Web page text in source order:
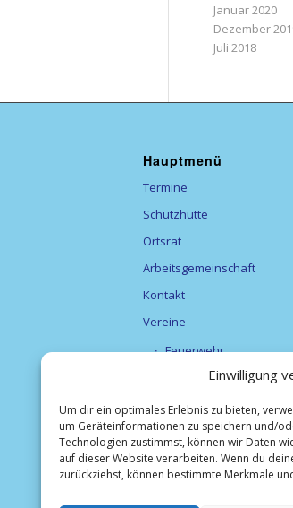
Einwilligung
Um dir ein optimales Erlebnis zu bieten,
um Geräteinformationen zu speichern und/
Technologien zustimmst, können wir Daten
auf dieser Website verarbeiten. Wenn du
zurückziehst, können bestimmte Merkmale
Januar 2020
Dezember
Juli 2018
Hauptmenü
Termine
Schutzhütte
Ortsrat
Arbeitsgemeinschaft
Kontakt
Vereine
Feuerwehr
Förderverein
Obst- und
TV Breitfurt 1919 e.V
Vereinsliste